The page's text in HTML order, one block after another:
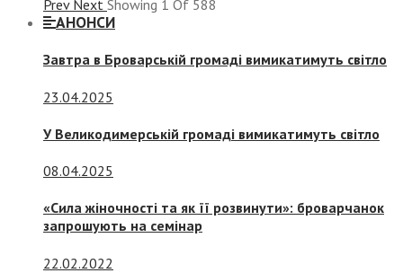
Prev Next Showing 1 Of 588
АНОНСИ
Завтра в Броварській громаді вимикатимуть світло
23.04.2025
У Великодимерській громаді вимикатимуть світло
08.04.2025
«Сила жіночності та як її розвинути»: броварчанок
запрошують на семінар
22.02.2022